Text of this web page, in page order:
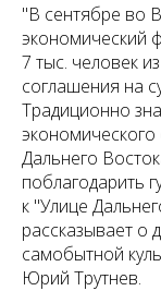
"В сентябре во
экономический
7 тыс. человек
соглашения на
Традиционно
Дальнего
поблагодарить
к "Улице
рассказывает о
самобытной
Юрий Трутнев.